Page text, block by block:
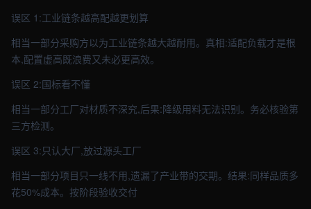
误区 1:工业链条越高配越更划算
相当一部分采购方以为工业链条越大越耐用。真相:适配负载才是根
本,配置虚高既浪费又未必更高效。
误区 2:国标看不懂
相当一部分工厂对材质不深究,后果:降级用料无法识别。务必核验第
三方检测。
误区 3:只认大厂,放过源头工厂
相当一部分项目只一线不用,遗漏了产业带的交期。结果:同样品质多
花50%成本。按阶段验收交付